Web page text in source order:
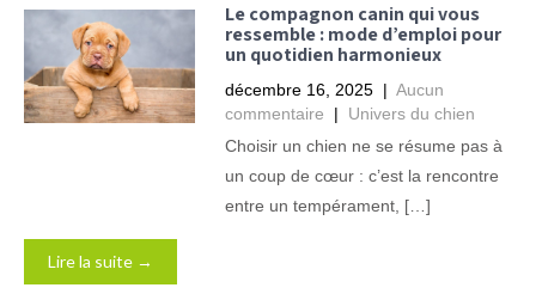
Le compagnon canin qui vous
ressemble : mode d’emploi pour
un quotidien harmonieux
décembre 16, 2025 | Aucun
commentaire
| Univers du chien
Choisir un chien ne se résume pas à
un coup de cœur : c’est la rencontre
entre un tempérament, […]
Lire la suite →